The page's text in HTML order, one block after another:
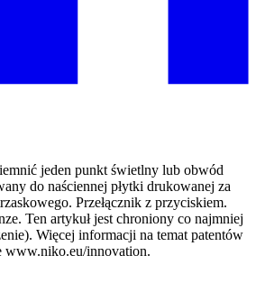
jeden punkt świetlny lub obwód
do naściennej płytki drukowanej za
Przełącznik z przyciskiem.
Ten artykuł jest chroniony co najmniej
Więcej informacji na temat patentów
www.niko.eu/innovation.